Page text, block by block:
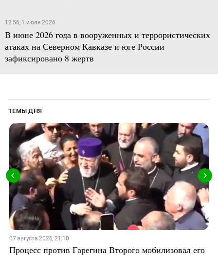
12:56, 1 июля 2026
В июне 2026 года в вооруженных и террористических
атаках на Северном Кавказе и юге России
зафиксировано 8 жертв
ТЕМЫ ДНЯ
07 августа 2026, 21:10
Процесс против Гарегина Второго мобилизовал его